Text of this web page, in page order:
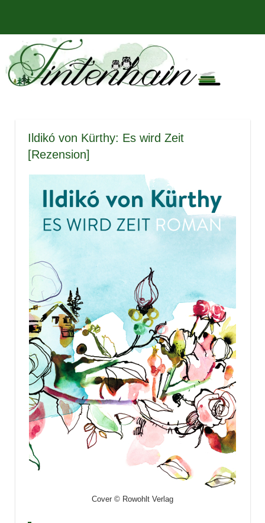
springen
Tintenhain
–
Der
Rezensionen
und
mehr
Ildikó von Kürthy: Es wird Zeit
[Rezension]
Cover © Rowohlt Verlag